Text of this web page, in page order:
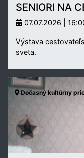
SENIORI NA
07.07.2026 |
Výstava
sveta.
Dočasný kultúrny